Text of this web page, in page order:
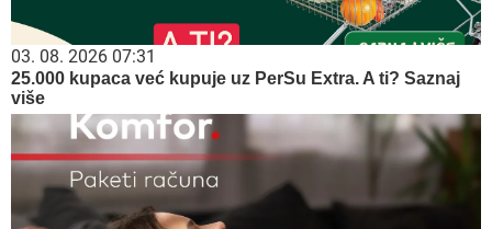
03. 08. 2026 07:31
25.000 kupaca već kupuje uz PerSu Extra. A ti? Saznaj
više